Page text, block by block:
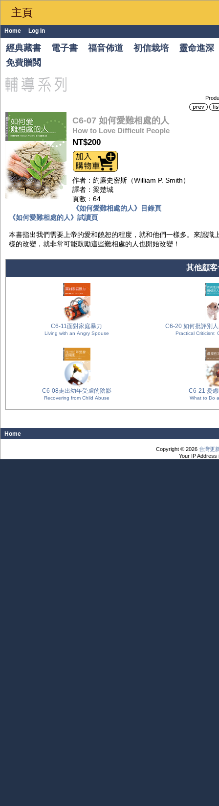
主頁
Home Log In
經典藏書 電子書 福音佈道 初信栽培
靈命進深
免費贈閲
C6-07 如何愛難相處的人
How to Love Difficult People
NT$200
作者：約廉史密斯（William P. Smith）
譯者：梁楚城
頁數：64
《如何愛難相處的人》目錄頁
《如何愛難相處的人》試讀頁
本書指出我們需要上帝的愛和饒恕的程度，就和他們一樣多。來認
樣的改變，就非常可能鼓勵這些難相處的人也開始改變！
其他顧
C6-11面對家庭暴力
Living with an Angry Spouse
C6-20 如何批評別
C6-08走出幼年受虐的陰影
Recovering from Child Abuse
C6-21 憂
What to Do
Home
Copyright © 2026 台灣更
Your IP Address